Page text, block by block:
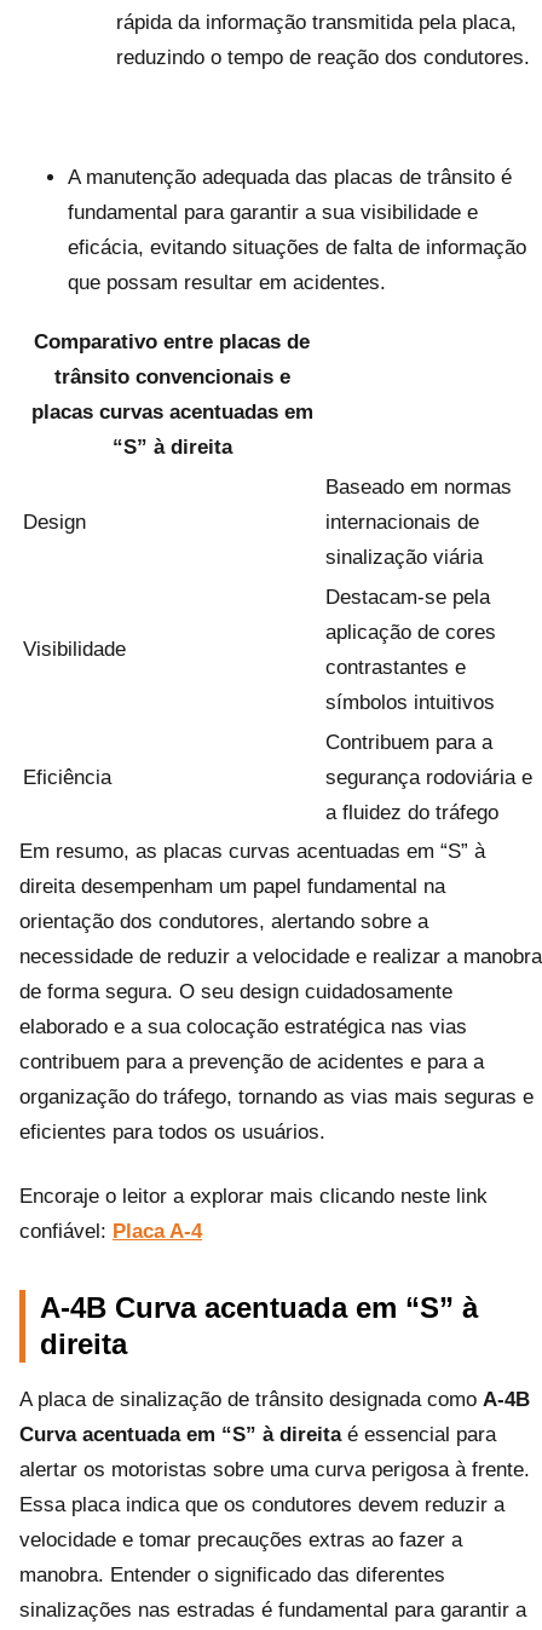
rápida da informação transmitida pela placa,
reduzindo o tempo de reação dos condutores.
A manutenção adequada das placas de trânsito é
fundamental para garantir a sua visibilidade e
eficácia, evitando situações de falta de informação
que possam resultar em acidentes.
Comparativo entre placas de
trânsito convencionais e
placas curvas acentuadas em
“S” à direita
Design
Baseado em normas
internacionais de
sinalização viária
Visibilidade
Destacam-se pela
aplicação de cores
contrastantes e
símbolos intuitivos
Eficiência
Contribuem para a
segurança rodoviária e
a fluidez do tráfego
Em resumo, as placas curvas acentuadas em “S” à
direita desempenham um papel fundamental na
orientação dos condutores, alertando sobre a
necessidade de reduzir a velocidade e realizar a manobra
de forma segura. O seu design cuidadosamente
elaborado e a sua colocação estratégica nas vias
contribuem para a prevenção de acidentes e para a
organização do tráfego, tornando as vias mais seguras e
eficientes para todos os usuários.
Encoraje o leitor a explorar mais clicando neste link
confiável: Placa A-4
A-4B Curva acentuada em “S” à
direita
A placa de sinalização de trânsito designada como A-4B
Curva acentuada em “S” à direitaé essencial para
alertar os motoristas sobre uma curva perigosa à frente.
Essa placa indica que os condutores devem reduzir a
velocidade e tomar precauções extras ao fazer a
manobra. Entender o significado das diferentes
sinalizações nas estradas é fundamental para garantir a